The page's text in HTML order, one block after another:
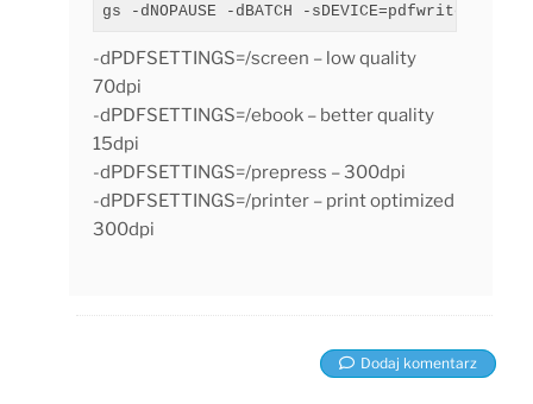
gs -dNOPAUSE -dBATCH -sDEVICE=pdfwrite -
-dPDFSETTINGS=/screen – low quality
70dpi
-dPDFSETTINGS=/ebook – better quality
15dpi
-dPDFSETTINGS=/prepress – 300dpi
-dPDFSETTINGS=/printer – print optimized
300dpi
Dodaj komentarz